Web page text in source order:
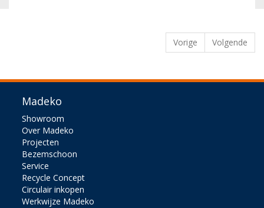
Vorige Volgende
Madeko
Showroom
Over Madeko
Projecten
Bezemschoon
Service
Recycle Concept
Circulair inkopen
Werkwijze Madeko